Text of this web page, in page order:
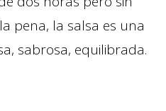
pena, la salsa es una
sabrosa, equilibrada.